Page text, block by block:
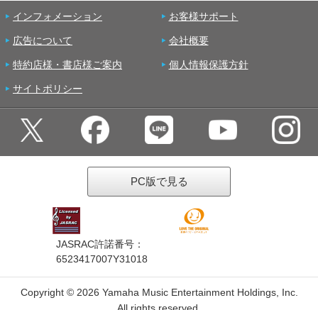
インフォメーション お客様サポート
広告について 会社概要
特約店様・書店様ご案内 個人情報保護方針
サイトポリシー
PC版で見る
JASRAC許諾番号：
6523417007Y31018
Copyright © 2026 Yamaha Music Entertainment Holdings, Inc.